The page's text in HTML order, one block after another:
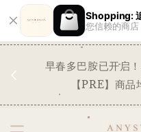
Shopping:
您信赖的商店
早春多巴胺已开启
【PRE】商